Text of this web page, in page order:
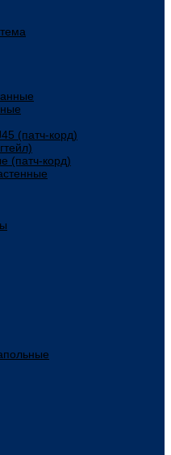
(патч-корд)
(патч-корд)